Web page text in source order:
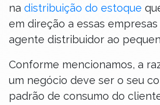
na distribuição do estoque
em direção a essas
agente distribuidor ao
Conforme mencionamos, a
um negócio deve ser o seu
padrão de consumo do